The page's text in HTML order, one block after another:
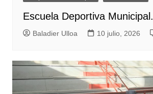
Escuela Deportiva Municipal.
Baladier Ulloa 10 julio, 2026